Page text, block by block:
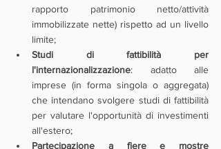
rapporto patrimonio netto/attività
immobilizzate nette) rispetto ad un livello
limite;
Studi di fattibilità per
l'internazionalizzazione: adatto alle
imprese (in forma singola o aggregata)
che intendano svolgere studi di fattibilità
per valutare l'opportunità di investimenti
all'estero;
Partecipazione a fiere e mostre